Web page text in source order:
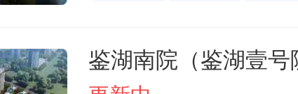
鉴湖南院（鉴湖壹号